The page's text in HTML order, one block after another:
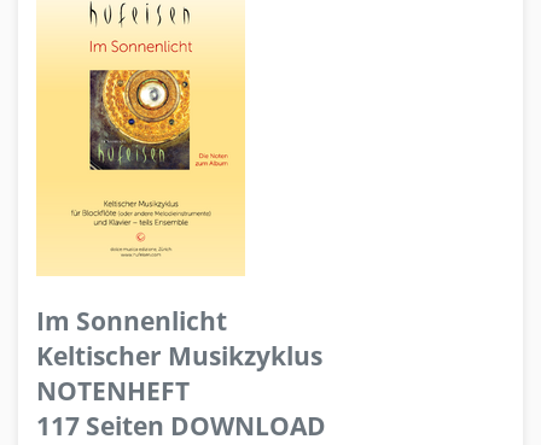
Im Sonnenlicht
Keltischer Musikzyklus
NOTENHEFT
117 Seiten DOWNLOAD